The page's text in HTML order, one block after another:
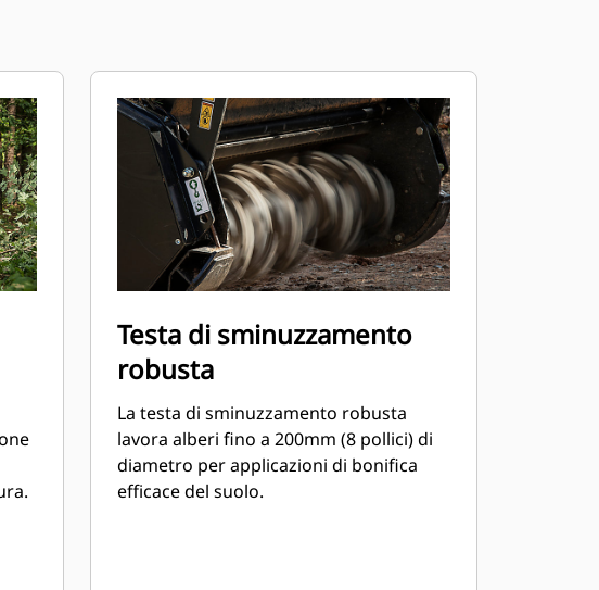
Testa di sminuzzamento
robusta
La testa di sminuzzamento robusta
lavora alberi fino a 200mm (8 pollici) di
diametro per applicazioni di bonifica
efficace del suolo.